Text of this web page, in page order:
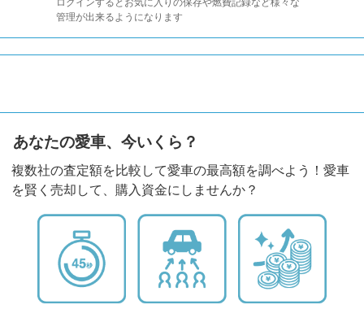
ログインするとお気に入りの保存や燃費記録など様々な
管理が出来るようになります
あなたの愛車、今いくら？
複数社の査定額を比較して愛車の最高額を調べよう！愛車
を賢く売却して、購入資金にしませんか？